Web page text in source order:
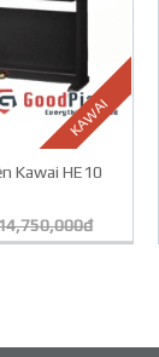
KAWAI
Kawai HE10